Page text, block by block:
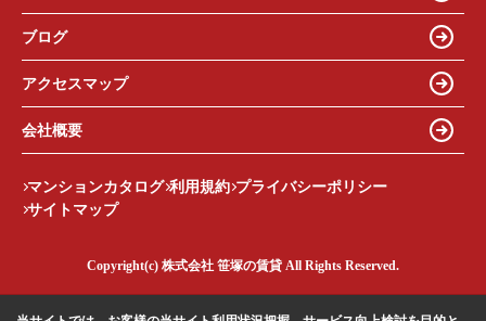
ブログ
アクセスマップ
会社概要
マンションカタログ 利用規約 プライバシーポリシー
サイトマップ
Copyright(c) 株式会社 笹塚の賃貸 All Rights Reserved.